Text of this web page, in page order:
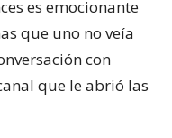
es emocionante
que uno no veía
con
que le abrió las